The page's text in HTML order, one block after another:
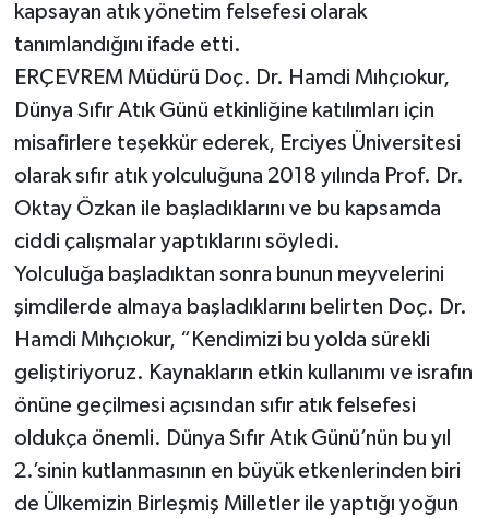
kapsayan atık yönetim felsefesi olarak
tanımlandığını ifade etti.
ERÇEVREM Müdürü Doç. Dr. Hamdi Mıhçıokur,
Dünya Sıfır Atık Günü etkinliğine katılımları için
misafirlere teşekkür ederek, Erciyes Üniversitesi
olarak sıfır atık yolculuğuna 2018 yılında Prof. Dr.
Oktay Özkan ile başladıklarını ve bu kapsamda
ciddi çalışmalar yaptıklarını söyledi.
Yolculuğa başladıktan sonra bunun meyvelerini
şimdilerde almaya başladıklarını belirten Doç. Dr.
Hamdi Mıhçıokur, “Kendimizi bu yolda sürekli
geliştiriyoruz. Kaynakların etkin kullanımı ve israfın
önüne geçilmesi açısından sıfır atık felsefesi
oldukça önemli. Dünya Sıfır Atık Günü’nün bu yıl
2.’sinin kutlanmasının en büyük etkenlerinden biri
de Ülkemizin Birleşmiş Milletler ile yaptığı yoğun